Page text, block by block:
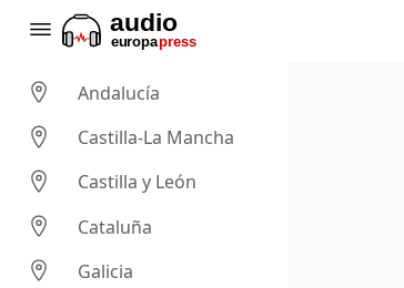
Andalucía
Castilla-La Mancha
Castilla y León
Cataluña
Galicia